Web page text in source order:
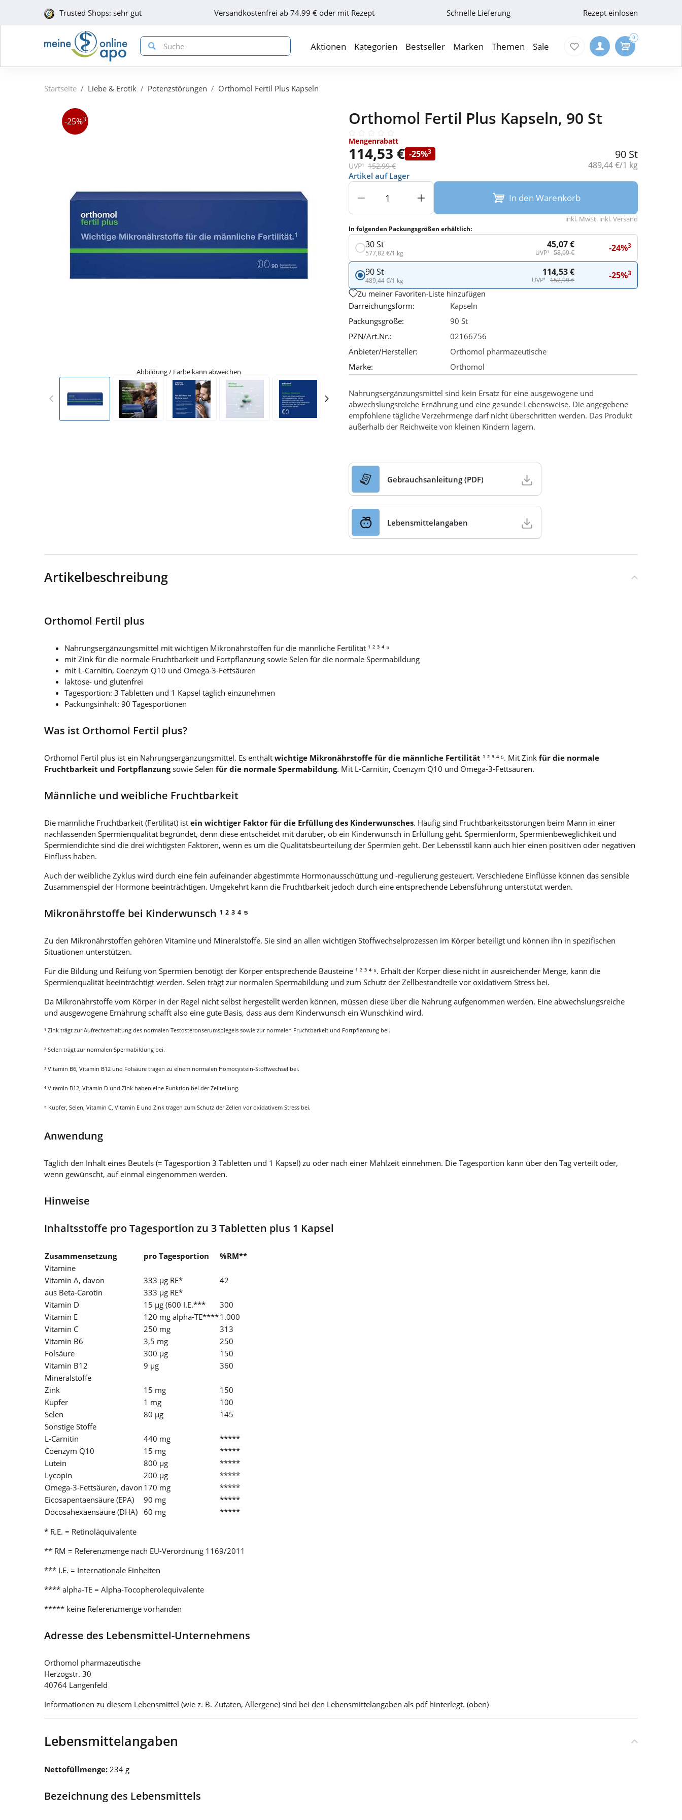
Trusted Shops: sehr gut Versandkostenfrei ab 74.99 € oder mit Rezept Schnelle Lieferung Rezept einlösen
Aktionen Kategorien Bestseller Marken Themen Sale
0
Startseite Liebe & Erotik Potenzstörungen Orthomol Fertil Plus Kapseln
-25%3
Abbildung / Farbe kann abweichen
Orthomol Fertil Plus Kapseln, 90 St
Mengenrabatt
114,53 € -25%3
UVP¹ 152,99 €
90 St
Grundpreis:
489,44 €/1 kg
Artikel auf Lager
In den Warenkorb
inkl. MwSt. inkl. Versand
In folgenden Packungsgrößen erhältlich:
30 St
577,82 €/1 kg
45,07 €
UVP¹ 58,99 € -24%3
90 St
489,44 €/1 kg
114,53 €
UVP¹ 152,99 € -25%3
Zu meiner Favoriten-Liste hinzufügen
Darreichungsform:
Kapseln
Packungsgröße:
90 St
PZN/Art.Nr.:
02166756
Anbieter/Hersteller:
Orthomol pharmazeutische
Marke:
Orthomol
Nahrungsergänzungsmittel sind kein Ersatz für eine ausgewogene und
abwechslungsreiche Ernährung und eine gesunde Lebensweise. Die angegebene
empfohlene tägliche Verzehrmenge darf nicht überschritten werden. Das Produkt
außerhalb der Reichweite von kleinen Kindern lagern.
Gebrauchsanleitung (PDF)
Lebensmittelangaben
Artikelbeschreibung
Orthomol Fertil plus
Nahrungsergänzungsmittel mit wichtigen Mikronährstoffen für die männliche Fertilität ¹ ² ³ ⁴ ⁵
mit Zink für die normale Fruchtbarkeit und Fortpflanzung sowie Selen für die normale Spermabildung
mit L-Carnitin, Coenzym Q10 und Omega-3-Fettsäuren
laktose- und glutenfrei
Tagesportion: 3 Tabletten und 1 Kapsel täglich einzunehmen
Packungsinhalt: 90 Tagesportionen
Was ist Orthomol Fertil plus?
Orthomol Fertil plus ist ein Nahrungsergänzungsmittel. Es enthält wichtige Mikronährstoffe für die männliche Fertilität ¹ ² ³ ⁴ ⁵. Mit Zink für die normale
Fruchtbarkeit und Fortpflanzungsowie Selen für die normale Spermabildung. Mit L-Carnitin, Coenzym Q10 und Omega-3-Fettsäuren.
Männliche und weibliche Fruchtbarkeit
Die männliche Fruchtbarkeit (Fertilität) ist ein wichtiger Faktor für die Erfüllung des Kinderwunsches. Häufig sind Fruchtbarkeitsstörungen beim Mann in einer
nachlassenden Spermienqualität begründet, denn diese entscheidet mit darüber, ob ein Kinderwunsch in Erfüllung geht. Spermienform, Spermienbeweglichkeit und
Spermiendichte sind die drei wichtigsten Faktoren, wenn es um die Qualitätsbeurteilung der Spermien geht. Der Lebensstil kann auch hier einen positiven oder negativen
Einfluss haben.
Auch der weibliche Zyklus wird durch eine fein aufeinander abgestimmte Hormonausschüttung und -regulierung gesteuert. Verschiedene Einflüsse können das sensible
Zusammenspiel der Hormone beeinträchtigen. Umgekehrt kann die Fruchtbarkeit jedoch durch eine entsprechende Lebensführung unterstützt werden.
Mikronährstoffe bei Kinderwunsch ¹ ² ³ ⁴ ⁵
Zu den Mikronährstoffen gehören Vitamine und Mineralstoffe. Sie sind an allen wichtigen Stoffwechselprozessen im Körper beteiligt und können ihn in spezifischen
Situationen unterstützen.
Für die Bildung und Reifung von Spermien benötigt der Körper entsprechende Bausteine ¹ ² ³ ⁴ ⁵. Erhält der Körper diese nicht in ausreichender Menge, kann die
Spermienqualität beeinträchtigt werden. Selen trägt zur normalen Spermabildung und zum Schutz der Zellbestandteile vor oxidativem Stress bei.
Da Mikronährstoffe vom Körper in der Regel nicht selbst hergestellt werden können, müssen diese über die Nahrung aufgenommen werden. Eine abwechslungsreiche
und ausgewogene Ernährung schafft also eine gute Basis, dass aus dem Kinderwunsch ein Wunschkind wird.
¹ Zink trägt zur Aufrechterhaltung des normalen Testosteronserumspiegels sowie zur normalen Fruchtbarkeit und Fortpflanzung bei.
² Selen trägt zur normalen Spermabildung bei.
³ Vitamin B6, Vitamin B12 und Folsäure tragen zu einem normalen Homocystein-Stoffwechsel bei.
⁴ Vitamin B12, Vitamin D und Zink haben eine Funktion bei der Zellteilung.
⁵ Kupfer, Selen, Vitamin C, Vitamin E und Zink tragen zum Schutz der Zellen vor oxidativem Stress bei.
Anwendung
Täglich den Inhalt eines Beutels (= Tagesportion 3 Tabletten und 1 Kapsel) zu oder nach einer Mahlzeit einnehmen. Die Tagesportion kann über den Tag verteilt oder,
wenn gewünscht, auf einmal eingenommen werden.
Hinweise
Inhaltsstoffe pro Tagesportion zu 3 Tabletten plus 1 Kapsel
Zusammensetzung pro Tagesportion
%RM**
Vitamine
Vitamin A, davon
333 µg RE*
42
aus Beta-Carotin
333 µg RE*
Vitamin D
15 µg (600 I.E.***
300
Vitamin E
120 mg alpha-TE****1.000
Vitamin C
250 mg
313
Vitamin B6
3,5 mg
250
Folsäure
300 µg
150
Vitamin B12
9 µg
360
Mineralstoffe
Zink
15 mg
150
Kupfer
1 mg
100
Selen
80 µg
145
Sonstige Stoffe
L-Carnitin
440 mg
*****
Coenzym Q10
15 mg
*****
Lutein
800 µg
*****
Lycopin
200 µg
*****
Omega-3-Fettsäuren, davon 170 mg
*****
Eicosapentaensäure (EPA)
90 mg
*****
Docosahexaensäure (DHA) 60 mg
*****
* R.E. = Retinoläquivalente
** RM = Referenzmenge nach EU-Verordnung 1169/2011
*** I.E. = Internationale Einheiten
**** alpha-TE = Alpha-Tocopherolequivalente
***** keine Referenzmenge vorhanden
Adresse des Lebensmittel-Unternehmens
Orthomol pharmazeutische
Herzogstr. 30
40764 Langenfeld
Informationen zu diesem Lebensmittel (wie z. B. Zutaten, Allergene) sind bei den Lebensmittelangaben als pdf hinterlegt. (oben)
Lebensmittelangaben
Nettofüllmenge: 234 g
Bezeichnung des Lebensmittels